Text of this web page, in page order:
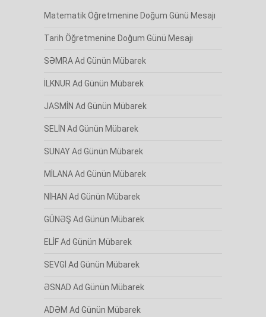
Matematik Öğretmenine Doğum Günü Mesajı
Tarih Öğretmenine Doğum Günü Mesajı
SƏMRA Ad Günün Mübarek
İLKNUR Ad Günün Mübarek
JASMİN Ad Günün Mübarek
SELİN Ad Günün Mübarek
SUNAY Ad Günün Mübarek
MİLANA Ad Günün Mübarek
NİHAN Ad Günün Mübarek
GÜNƏŞ Ad Günün Mübarek
ELİF Ad Günün Mübarek
SEVGİ Ad Günün Mübarek
ƏSNAD Ad Günün Mübarek
ADƏM Ad Günün Mübarek